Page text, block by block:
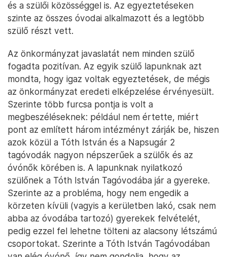
és a szülői közösséggel is. Az egyeztetéseken
szinte az összes óvodai alkalmazott és a legtöbb
szülő részt vett.
Az önkormányzat javaslatát nem minden szülő
fogadta pozitívan. Az egyik szülő lapunknak azt
mondta, hogy igaz voltak egyeztetések, de mégis
az önkormányzat eredeti elképzelése érvényesült.
Szerinte több furcsa pontja is volt a
megbeszéléseknek: például nem értette, miért
pont az említett három intézményt zárják be, hiszen
azok közül a Tóth István és a Napsugár 2
tagóvodák nagyon népszerűek a szülők és az
óvónők körében is. A lapunknak nyilatkozó
szülőnek a Tóth István Tagóvodába jár a gyereke.
Szerinte az a probléma, hogy nem engedik a
körzeten kívüli (vagyis a kerületben lakó, csak nem
abba az óvodába tartozó) gyerekek felvételét,
pedig ezzel fel lehetne tölteni az alacsony létszámú
csoportokat. Szerinte a Tóth István Tagóvodában